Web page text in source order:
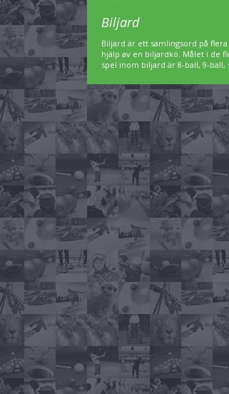
Biljard
Biljard är ett samlingsord på
hjälp av en biljardkö. Målet i de
spel inom biljard är 8-ball, 9-ball,